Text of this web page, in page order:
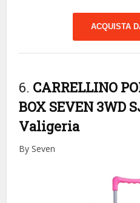
ACQUISTA
6. CARRELLINO
BOX SEVEN 3WD
Valigeria
By Seven